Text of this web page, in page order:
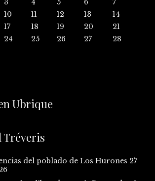
3 4 5 6
7
10 11 12 13
14
17 18 19 20
21
24 25 26 27
28
Ubrique
del poblado de Los Hurones 27